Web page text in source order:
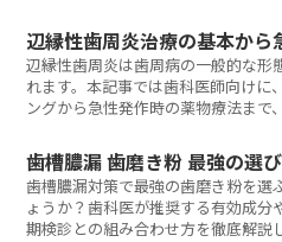
辺縁性歯周炎治療の基本から
辺縁性歯周炎は歯周病の一般的な形
れます。本記事では歯科医師向けに
ングから急性発作時の薬物療法まで
歯槽膿漏 歯磨き粉 最強の選
歯槽膿漏対策で最強の歯磨き粉を選
ょうか？歯科医が推奨する有効成
期検診との組み合わせ方を徹底解説